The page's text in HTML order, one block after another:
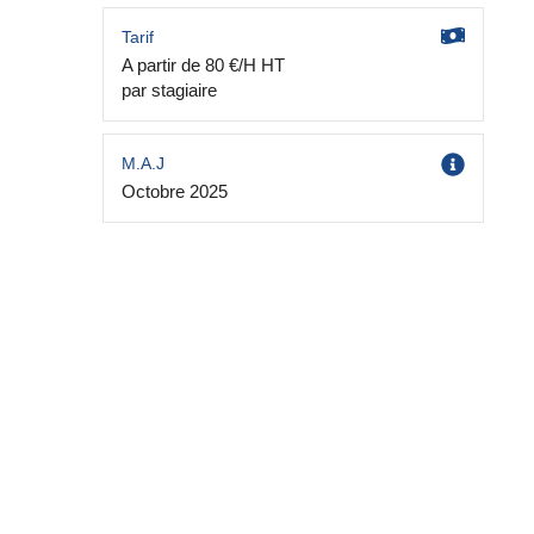
Tarif
A partir de 80 €/H HT
par stagiaire
M.A.J
Octobre 2025